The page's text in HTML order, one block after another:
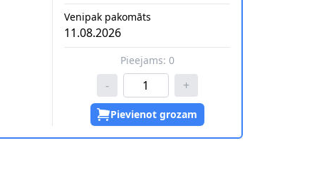
Venipak pakomāts
11.08.2026
Pieejams: 0
- +
Pievienot grozam